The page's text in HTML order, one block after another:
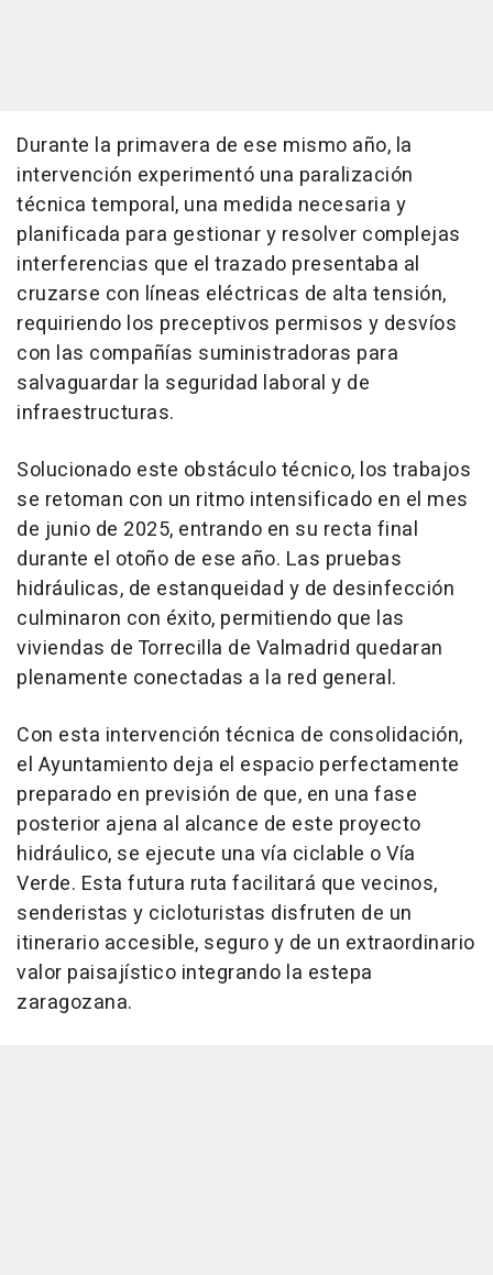
Durante la primavera de ese mismo año, la
intervención experimentó una paralización
técnica temporal, una medida necesaria y
planificada para gestionar y resolver complejas
interferencias que el trazado presentaba al
cruzarse con líneas eléctricas de alta tensión,
requiriendo los preceptivos permisos y desvíos
con las compañías suministradoras para
salvaguardar la seguridad laboral y de
infraestructuras.
Solucionado este obstáculo técnico, los trabajos
se retoman con un ritmo intensificado en el mes
de junio de 2025, entrando en su recta final
durante el otoño de ese año. Las pruebas
hidráulicas, de estanqueidad y de desinfección
culminaron con éxito, permitiendo que las
viviendas de Torrecilla de Valmadrid quedaran
plenamente conectadas a la red general.
Con esta intervención técnica de consolidación,
el Ayuntamiento deja el espacio perfectamente
preparado en previsión de que, en una fase
posterior ajena al alcance de este proyecto
hidráulico, se ejecute una vía ciclable o Vía
Verde. Esta futura ruta facilitará que vecinos,
senderistas y cicloturistas disfruten de un
itinerario accesible, seguro y de un extraordinario
valor paisajístico integrando la estepa
zaragozana.